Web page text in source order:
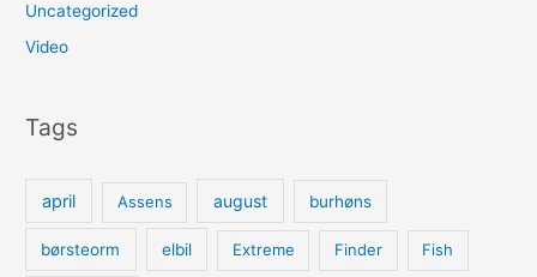
Uncategorized
Video
Tags
april Assens august burhøns
børsteorm elbil Extreme Finder Fish